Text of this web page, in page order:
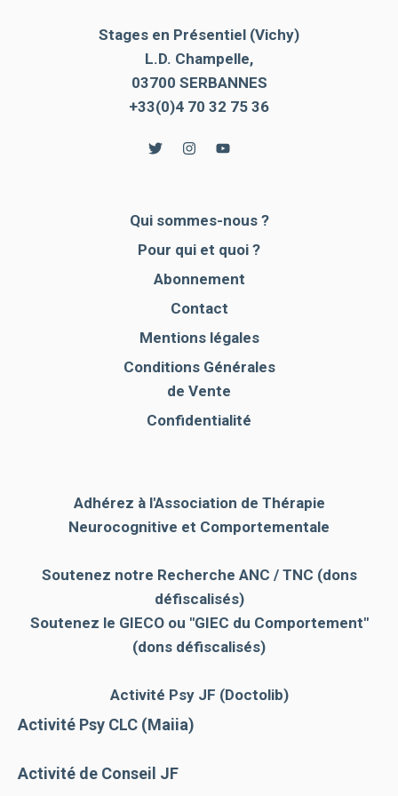
Stages en Présentiel (Vichy)
L.D. Champelle,
03700 SERBANNES
+33(0)4 70 32 75 36
Qui sommes-nous ?
Pour qui et quoi ?
Abonnement
Contact
Mentions légales
Conditions Générales
de Vente
Confidentialité
Adhérez à l'Association de Thérapie
Neurocognitive et Comportementale
Soutenez notre Recherche ANC / TNC (dons
défiscalisés)
Soutenez le GIECOou "GIEC du Comportement"
(dons défiscalisés)
Activité Psy JF (Doctolib)
Activité Psy CLC (Maiia)
Activité de Conseil JF